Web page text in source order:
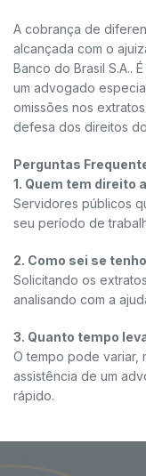
A cobrança de
alcançada com o
Banco do Brasil S.A..
um advogado
omissões nos
defesa dos direitos
Perguntas
1. Quem tem direito
Servidores públicos
seu período de
2. Como sei se
Solicitando os
analisando com a
3. Quanto tempo
O tempo pode variar,
assistência de um
rápido.